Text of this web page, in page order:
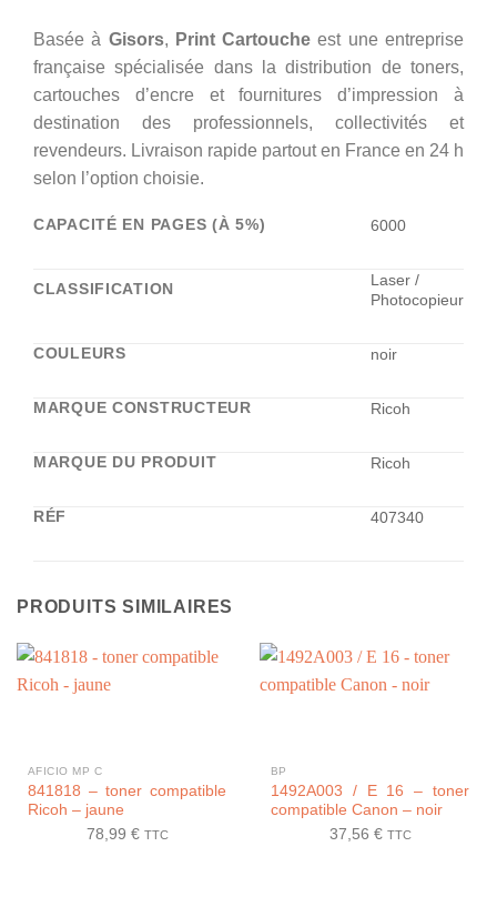
Basée à Gisors, Print Cartouche est une entreprise
française spécialisée dans la distribution de toners,
cartouches d’encre et fournitures d’impression à
destination des professionnels, collectivités et
revendeurs. Livraison rapide partout en France en 24 h
selon l’option choisie.
CAPACITÉ EN PAGES (À 5%) 6000
CLASSIFICATION
Laser /
Photocopieur
COULEURS noir
MARQUE CONSTRUCTEUR Ricoh
MARQUE DU PRODUIT Ricoh
RÉF 407340
PRODUITS SIMILAIRES
AFICIO MP C
841818 – toner compatible
Ricoh – jaune
78,99 € TTC
BP
1492A003 / E 16 – toner
compatible Canon – noir
37,56 € TTC